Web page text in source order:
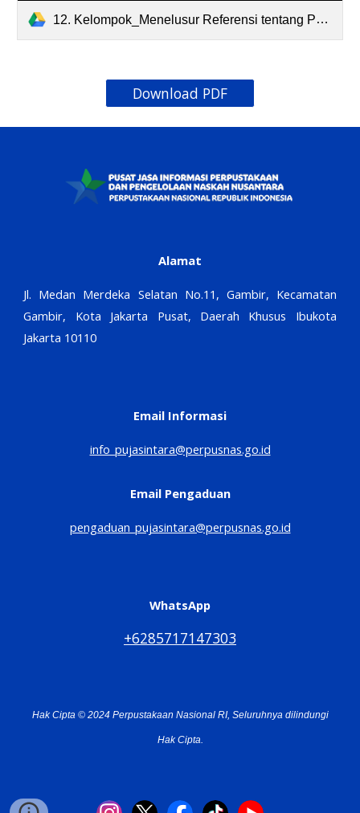
12. Kelompok_Menelusur Referensi tentang Penguatan Diplomasi Ekonomi Indonesia melalui Fatcat_Zhafira.pdf
Download PDF
Alamat
Jl. Medan Merdeka Selatan No.11, Gambir, Kecamatan
Gambir, Kota Jakarta Pusat, Daerah Khusus Ibukota
Jakarta 10110
Email Informasi
info_pujasintara@perpusnas.go.id
Email Pengaduan
pengaduan_pujasintara@perpusnas.go.id
WhatsApp
+6285717147303
Hak Cipta © 2024 Perpustakaan Nasional RI, Seluruhnya dilindungi
Hak Cipta.